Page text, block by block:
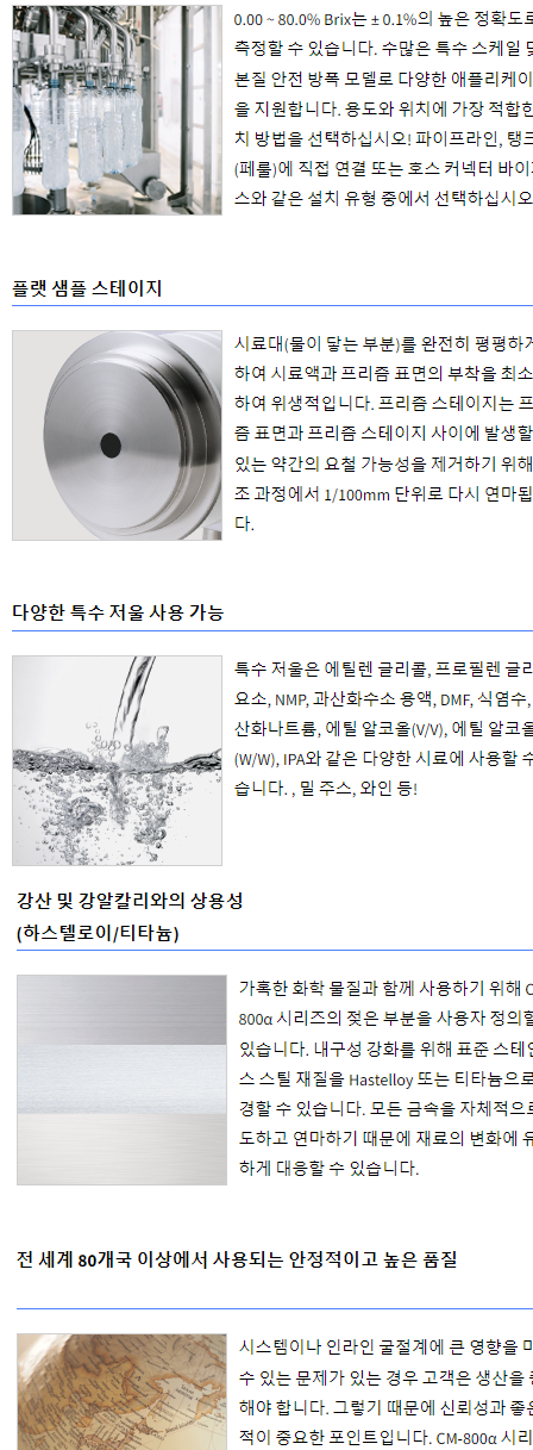
TAKEMURA
TENMARS
Termoprodukt
TFA Dostmann
THERMO LAB
TOA-DKK
UPRTEK
WATER-I.D
WTW